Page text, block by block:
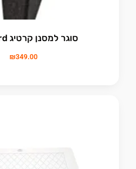
סוגר למסנן קרטיג Hayward
₪349.00